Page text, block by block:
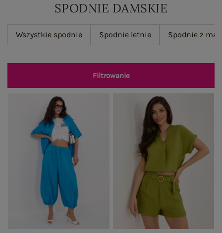
SPODNIE DAMSKIE
Wszystkie spodnie Spodnie letnie Spodnie z
Filtrowanie